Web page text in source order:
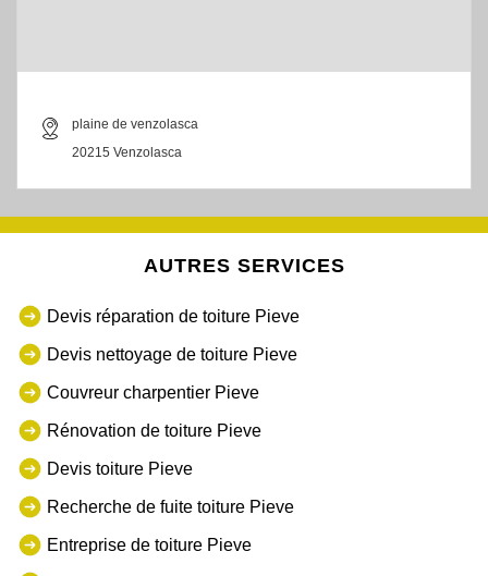
plaine de venzolasca
20215 Venzolasca
AUTRES SERVICES
Devis réparation de toiture Pieve
Devis nettoyage de toiture Pieve
Couvreur charpentier Pieve
Rénovation de toiture Pieve
Devis toiture Pieve
Recherche de fuite toiture Pieve
Entreprise de toiture Pieve